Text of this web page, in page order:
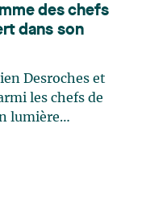
des chefs
dans son
Desroches et
les chefs de
lumière
Valérie
groupe de droit